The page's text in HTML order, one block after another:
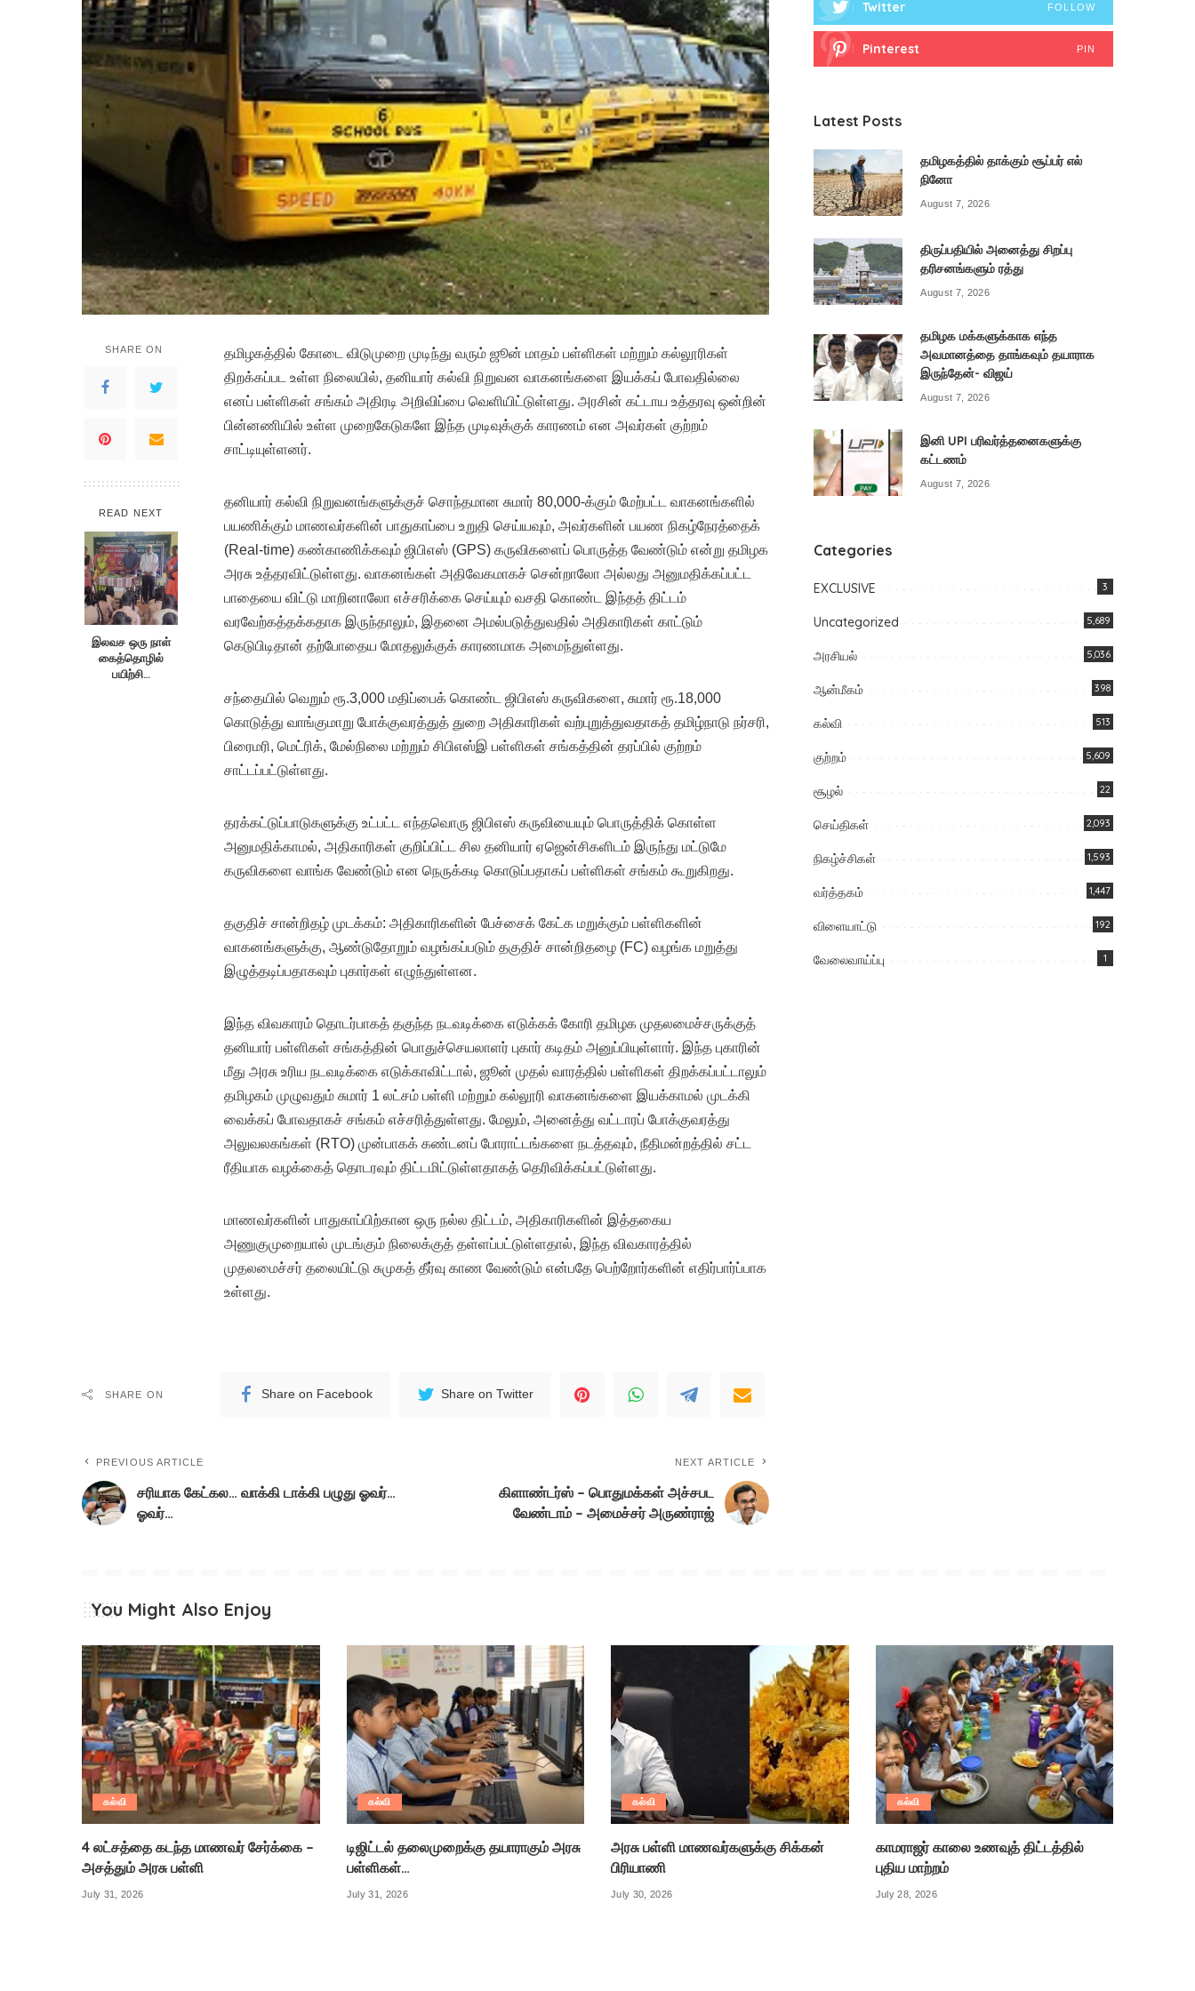
SHARE ON
READ NEXT
இலவச ஒரு நாள்
கைத்தொழில்
பயிற்சி…
தமிழகத்தில் கோடை விடுமுறை முடிந்து வரும் ஜூன் மாதம் பள்ளிகள் மற்றும் கல்லூரிகள்
திறக்கப்பட உள்ள நிலையில், தனியார் கல்வி நிறுவன வாகனங்களை இயக்கப் போவதில்லை
எனப் பள்ளிகள் சங்கம் அதிரடி அறிவிப்பை வெளியிட்டுள்ளது. அரசின் கட்டாய உத்தரவு ஒன்றின்
பின்னணியில் உள்ள முறைகேடுகளே இந்த முடிவுக்குக் காரணம் என அவர்கள் குற்றம்
சாட்டியுள்ளனர்.
தனியார் கல்வி நிறுவனங்களுக்குச் சொந்தமான சுமார் 80,000-க்கும் மேற்பட்ட வாகனங்களில்
பயணிக்கும் மாணவர்களின் பாதுகாப்பை உறுதி செய்யவும், அவர்களின் பயண நிகழ்நேரத்தைக்
(Real-time) கண்காணிக்கவும் ஜிபிஎஸ் (GPS) கருவிகளைப் பொருத்த வேண்டும் என்று தமிழக
அரசு உத்தரவிட்டுள்ளது. வாகனங்கள் அதிவேகமாகச் சென்றாலோ அல்லது அனுமதிக்கப்பட்ட
பாதையை விட்டு மாறினாலோ எச்சரிக்கை செய்யும் வசதி கொண்ட இந்தத் திட்டம்
வரவேற்கத்தக்கதாக இருந்தாலும், இதனை அமல்படுத்துவதில் அதிகாரிகள் காட்டும்
கெடுபிடிதான் தற்போதைய மோதலுக்குக் காரணமாக அமைந்துள்ளது.
சந்தையில் வெறும் ரூ.3,000 மதிப்பைக் கொண்ட ஜிபிஎஸ் கருவிகளை, சுமார் ரூ.18,000
கொடுத்து வாங்குமாறு போக்குவரத்துத் துறை அதிகாரிகள் வற்புறுத்துவதாகத் தமிழ்நாடு நர்சரி,
பிரைமரி, மெட்ரிக், மேல்நிலை மற்றும் சிபிஎஸ்இ பள்ளிகள் சங்கத்தின் தரப்பில் குற்றம்
சாட்டப்பட்டுள்ளது.
தரக்கட்டுப்பாடுகளுக்கு உட்பட்ட எந்தவொரு ஜிபிஎஸ் கருவியையும் பொருத்திக் கொள்ள
அனுமதிக்காமல், அதிகாரிகள் குறிப்பிட்ட சில தனியார் ஏஜென்சிகளிடம் இருந்து மட்டுமே
கருவிகளை வாங்க வேண்டும் என நெருக்கடி கொடுப்பதாகப் பள்ளிகள் சங்கம் கூறுகிறது.
தகுதிச் சான்றிதழ் முடக்கம்: அதிகாரிகளின் பேச்சைக் கேட்க மறுக்கும் பள்ளிகளின்
வாகனங்களுக்கு, ஆண்டுதோறும் வழங்கப்படும் தகுதிச் சான்றிதழை (FC) வழங்க மறுத்து
இழுத்தடிப்பதாகவும் புகார்கள் எழுந்துள்ளன.
இந்த விவகாரம் தொடர்பாகத் தகுந்த நடவடிக்கை எடுக்கக் கோரி தமிழக முதலமைச்சருக்குத்
தனியார் பள்ளிகள் சங்கத்தின் பொதுச்செயலாளர் புகார் கடிதம் அனுப்பியுள்ளார். இந்த புகாரின்
மீது அரசு உரிய நடவடிக்கை எடுக்காவிட்டால், ஜூன் முதல் வாரத்தில் பள்ளிகள் திறக்கப்பட்டாலும்
தமிழகம் முழுவதும் சுமார் 1 லட்சம் பள்ளி மற்றும் கல்லூரி வாகனங்களை இயக்காமல் முடக்கி
வைக்கப் போவதாகச் சங்கம் எச்சரித்துள்ளது. மேலும், அனைத்து வட்டாரப் போக்குவரத்து
அலுவலகங்கள் (RTO) முன்பாகக் கண்டனப் போராட்டங்களை நடத்தவும், நீதிமன்றத்தில் சட்ட
ரீதியாக வழக்கைத் தொடரவும் திட்டமிட்டுள்ளதாகத் தெரிவிக்கப்பட்டுள்ளது.
மாணவர்களின் பாதுகாப்பிற்கான ஒரு நல்ல திட்டம், அதிகாரிகளின் இத்தகைய
அணுகுமுறையால் முடங்கும் நிலைக்குத் தள்ளப்பட்டுள்ளதால், இந்த விவகாரத்தில்
முதலமைச்சர் தலையிட்டு சுமுகத் தீர்வு காண வேண்டும் என்பதே பெற்றோர்களின் எதிர்பார்ப்பாக
உள்ளது.
SHARE ON Share on Facebook Share on Twitter
PREVIOUS ARTICLE
சரியாக கேட்கல… வாக்கி டாக்கி பழுது ஓவர்…
ஓவர்…
NEXT ARTICLE
கிளாண்டர்ஸ் – பொதுமக்கள் அச்சபட
வேண்டாம் – அமைச்சர் அருண்ராஜ்
Twitter FOLLOW
Pinterest PIN
Latest Posts
தமிழகத்தில் தாக்கும் சூப்பர் எல்
நினோ
August 7, 2026
திருப்பதியில் அனைத்து சிறப்பு
தரிசனங்களும் ரத்து
August 7, 2026
தமிழக மக்களுக்காக எந்த
அவமானத்தை தாங்கவும் தயாராக
இருந்தேன்- விஜய்
August 7, 2026
இனி UPI பரிவர்த்தனைகளுக்கு
கட்டணம்
August 7, 2026
Categories
EXCLUSIVE 3
Uncategorized 5,689
அரசியல் 5,036
ஆன்மீகம் 398
கல்வி 513
குற்றம் 5,609
சூழல் 22
செய்திகள் 2,093
நிகழ்ச்சிகள் 1,593
வர்த்தகம் 1,447
விளையாட்டு 192
வேலைவாய்ப்பு 1
You Might Also Enjoy
கல்வி
4 லட்சத்தை கடந்த மாணவர் சேர்க்கை –
அசத்தும் அரசு பள்ளி
July 31, 2026
கல்வி
டிஜிட்டல் தலைமுறைக்கு தயாராகும் அரசு
பள்ளிகள்…
July 31, 2026
கல்வி
அரசு பள்ளி மாணவர்களுக்கு சிக்கன்
பிரியாணி
July 30, 2026
கல்வி
காமராஜர் காலை உணவுத் திட்டத்தில்
புதிய மாற்றம்
July 28, 2026